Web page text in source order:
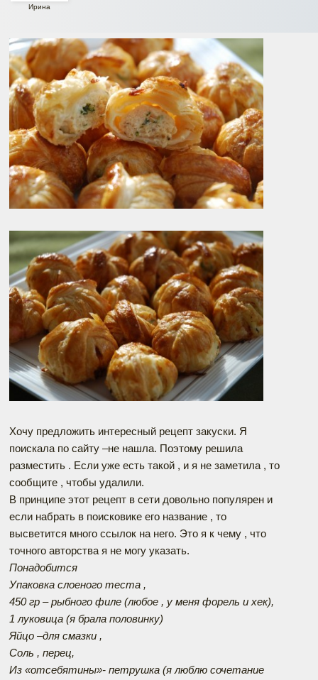
Ирина
Хочу предложить интересный рецепт закуски. Я
поискала по сайту –не нашла. Поэтому решила
разместить . Если уже есть такой , и я не заметила , то
сообщите , чтобы удалили.
В принципе этот рецепт в сети довольно популярен и
если набрать в поисковике его название , то
высветится много ссылок на него. Это я к чему , что
точного авторства я не могу указать.
Понадобится
Упаковка слоеного теста ,
450 гр – рыбного филе (любое , у меня форель и хек),
1 луковица (я брала половинку)
Яйцо –для смазки ,
Соль , перец,
Из «отсебятины»- петрушка (я люблю сочетание